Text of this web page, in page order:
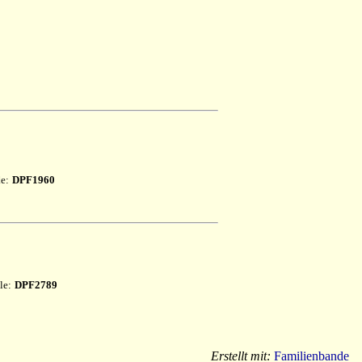
DPF1960
DPF2789
Erstellt mit: Familienbande